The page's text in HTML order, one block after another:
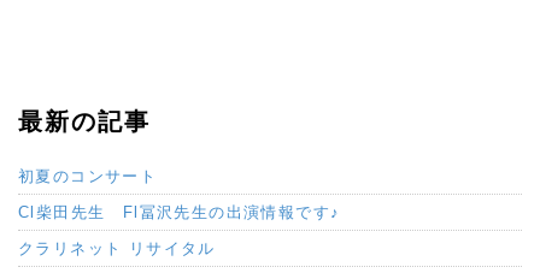
最新の記事
初夏のコンサート
Cl柴田先生 Fl冨沢先生の出演情報です♪
クラリネット リサイタル